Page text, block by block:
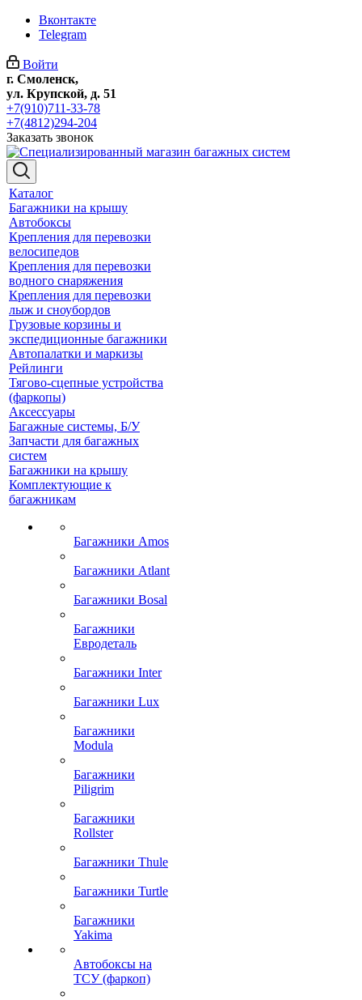
Вконтакте
Telegram
Войти
г. Смоленск,
ул. Крупской, д. 51
+7(910)711-33-78
+7(4812)294-204
Заказать звонок
Каталог
Багажники на крышу
Автобоксы
Крепления для перевозки
велосипедов
Крепления для перевозки
водного снаряжения
Крепления для перевозки
лыж и сноубордов
Грузовые корзины и
экспедиционные багажники
Автопалатки и маркизы
Рейлинги
Тягово-сцепные устройства
(фаркопы)
Аксессуары
Багажные системы, Б/У
Запчасти для багажных
систем
Багажники на крышу
Комплектующие к
багажникам
Багажники Amos
Багажники Atlant
Багажники Bosal
Багажники
Евродеталь
Багажники Inter
Багажники Lux
Багажники
Modula
Багажники
Piligrim
Багажники
Rollster
Багажники Thule
Багажники Turtle
Багажники
Yakima
Автобоксы на
ТСУ (фаркоп)